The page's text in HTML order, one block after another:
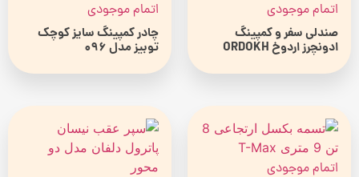
اتمام موجودی
صندلی سفر و کمپینگ
ادونچرز اردوخ ORDOKH
اتمام موجودی
چادر کمپینگ سایز کوچک
توبیز مدل 096
اتمام موجودی